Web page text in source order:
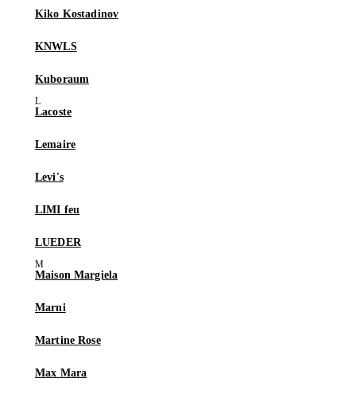
Kiko Kostadinov
KNWLS
Kuboraum
Lacoste
Lemaire
Levi's
LIMI feu
LUEDER
Maison Margiela
Marni
Martine Rose
Max Mara